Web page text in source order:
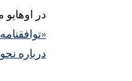
در
درباره